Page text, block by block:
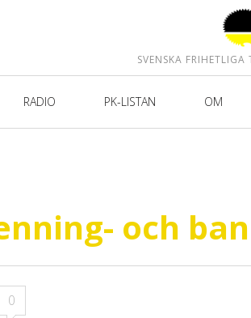
SVENSKA
RADIO PK-LISTAN OM
och
0